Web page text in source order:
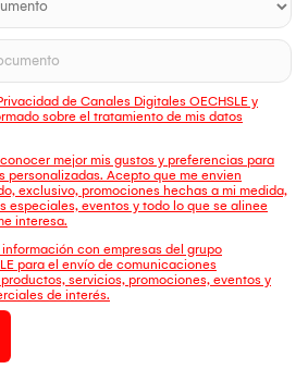
de Canales Digitales OECHSLE y
sobre el tratamiento de mis datos
mejor mis gustos y preferencias para
personalizadas. Acepto que me envien
exclusivo, promociones hechas a mi medida,
especiales, eventos y todo lo que se alinee
interesa.
con empresas del grupo
para el envío de comunicaciones
servicios, promociones, eventos y
de interés.